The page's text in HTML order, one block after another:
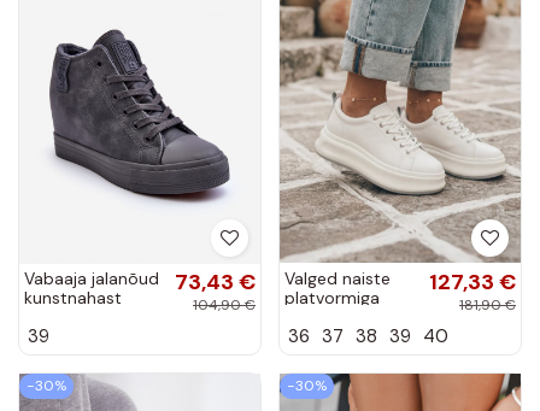
Vabaaja jalanõud
kunstnahast
Big Star
73,43 €
104,90 €
39
Valged naiste
platvormiga
GOE SS2N4021
127,33 €
181,90 €
36 37 38 39 40
−30% −30%